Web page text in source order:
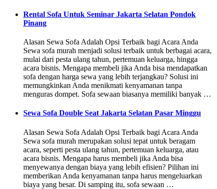
Rental Sofa Untuk Seminar Jakarta Selatan Pondok
Pinang
Alasan Sewa Sofa Adalah Opsi Terbaik bagi Acara Anda
Sewa sofa murah menjadi solusi terbaik untuk berbagai acara,
mulai dari pesta ulang tahun, pertemuan keluarga, hingga
acara bisnis. Mengapa membeli jika Anda bisa mendapatkan
sofa dengan harga sewa yang lebih terjangkau? Solusi ini
memungkinkan Anda menikmati kenyamanan tanpa
menguras dompet. Sofa sewaan biasanya memiliki banyak …
Sewa Sofa Double Seat Jakarta Selatan Pasar Minggu
Alasan Sewa Sofa Adalah Opsi Terbaik bagi Acara Anda
Sewa sofa murah merupakan solusi tepat untuk beragam
acara, seperti pesta ulang tahun, pertemuan keluarga, atau
acara bisnis. Mengapa harus membeli jika Anda bisa
menyewanya dengan biaya yang lebih efisien? Pilihan ini
memberikan Anda kenyamanan tanpa harus mengeluarkan
biaya yang besar. Di samping itu, sofa sewaan …